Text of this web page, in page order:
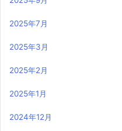
2025年7月
2025年3月
2025年2月
2025年1月
2024年12月